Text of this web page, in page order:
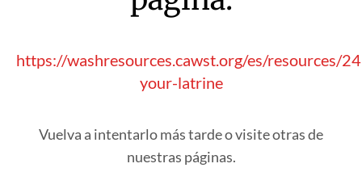
https://washresources.cawst.org/es/resources/
your-latrine
Vuelva a intentarlo más tarde o visite otras de
nuestras páginas.